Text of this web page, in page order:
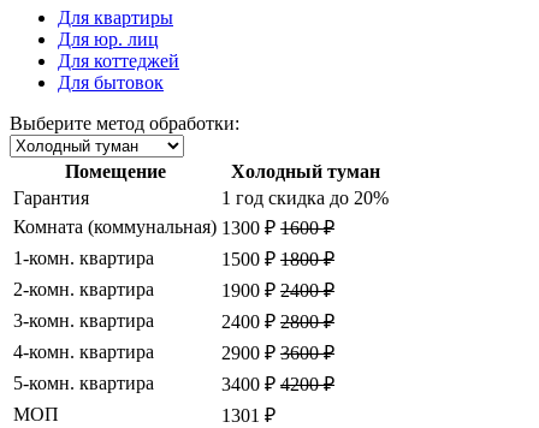
Для квартиры
Для юр. лиц
Для коттеджей
Для бытовок
Выберите метод обработки:
Помещение
Холодный туман
Гарантия
1 год скидка до 20%
Комната (коммунальная) 1300 ₽ 1600 ₽
1-комн. квартира
1500 ₽ 1800 ₽
2-комн. квартира
1900 ₽ 2400 ₽
3-комн. квартира
2400 ₽ 2800 ₽
4-комн. квартира
2900 ₽ 3600 ₽
5-комн. квартира
3400 ₽ 4200 ₽
МОП
1301 ₽